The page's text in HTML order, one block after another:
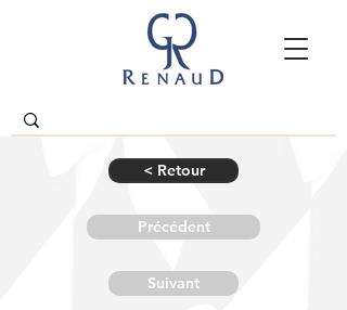
< Retour
Précédent
Suivant